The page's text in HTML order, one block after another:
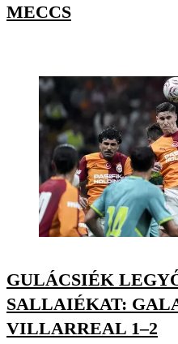
MECCS
GULÁCSIÉK
SALLAIÉKAT:
VILLARREAL 1–2